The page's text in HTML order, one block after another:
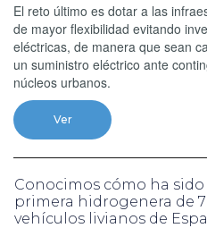
El reto último es dotar a las
de mayor flexibilidad evitando
eléctricas, de manera que sean
un suministro eléctrico ante
núcleos urbanos.
Ver
Conocimos cómo ha
primera hidrogenera de
vehículos livianos de